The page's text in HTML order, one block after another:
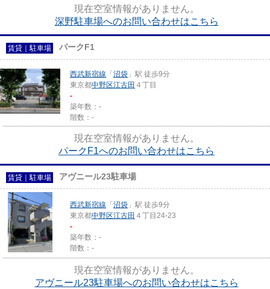
現在空室情報がありません。
深野駐車場へのお問い合わせはこちら
賃貸｜駐車場 パークF1
西武新宿線 「 沼袋 」駅 徒歩9分
東京都中野区江古田 ４丁目
-
築年数：-
階数：-
現在空室情報がありません。
パークF1へのお問い合わせはこちら
賃貸｜駐車場 アヴニール23駐車場
西武新宿線 「 沼袋 」駅 徒歩9分
東京都中野区江古田 ４丁目24-23
-
築年数：-
階数：-
現在空室情報がありません。
アヴニール23駐車場へのお問い合わせはこちら